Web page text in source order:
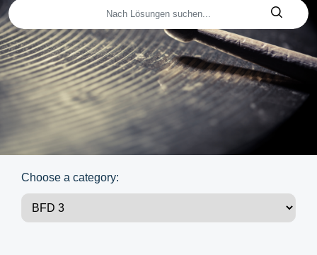
Choose a category: